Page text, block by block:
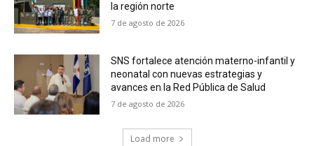
la región norte
7 de agosto de 2026
SNS fortalece atención materno-infantil y
neonatal con nuevas estrategias y
avances en la Red Pública de Salud
7 de agosto de 2026
Load more